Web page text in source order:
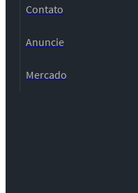
Contato
Anuncie
Mercado